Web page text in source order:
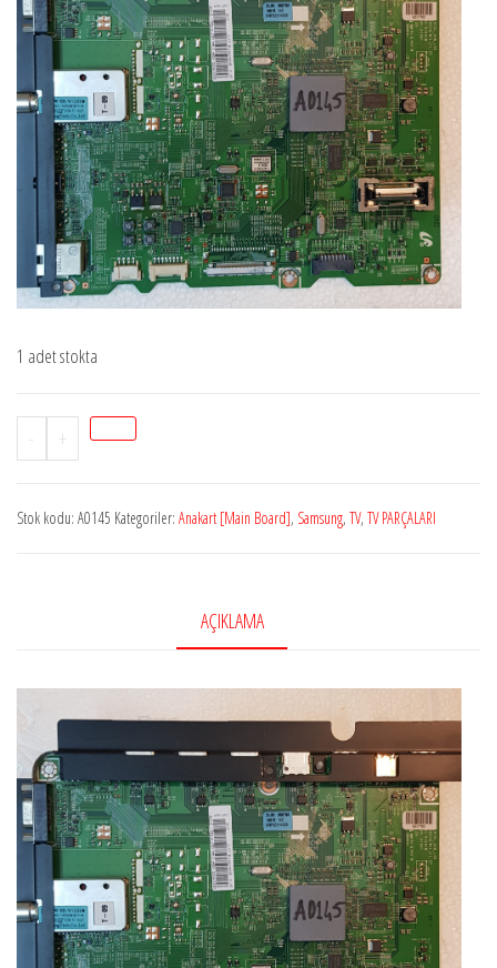
1 adet stokta
-
BN94-
05071E
BN41-
BOARD
adet
+
Stok kodu: A0145 Kategoriler: Anakart [Main Board], Samsung, TV, TV PARÇALARI
AÇIKLAMA